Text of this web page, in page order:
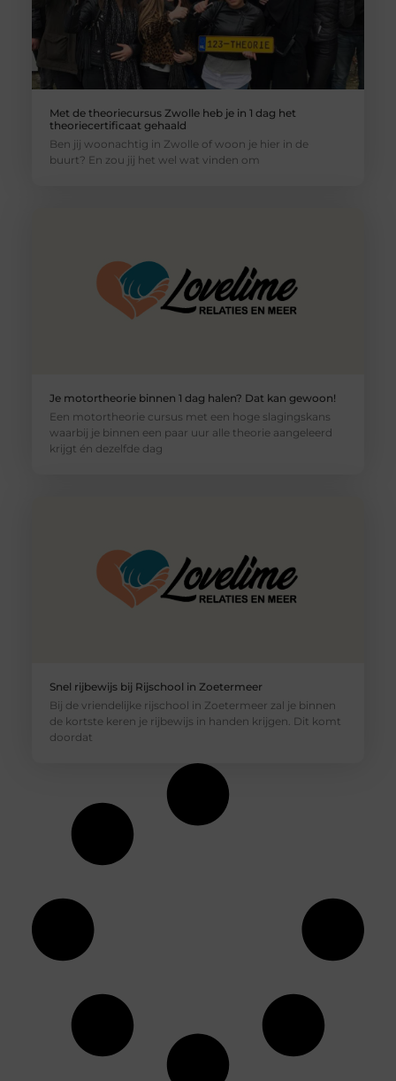
Met de theoriecursus Zwolle heb je in 1 dag het
theoriecertificaat gehaald
Ben jij woonachtig in Zwolle of woon je hier in de
buurt? En zou jij het wel wat vinden om
Je motortheorie binnen 1 dag halen? Dat kan gewoon!
Een motortheorie cursus met een hoge slagingskans
waarbij je binnen een paar uur alle theorie aangeleerd
krijgt én dezelfde dag
Snel rijbewijs bij Rijschool in Zoetermeer
Bij de vriendelijke rijschool in Zoetermeer zal je binnen
de kortste keren je rijbewijs in handen krijgen. Dit komt
doordat